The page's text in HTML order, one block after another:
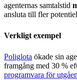
agenternas samtalstid
ansluta till fler
Verkligt exempel
Poliglota ökade sin
framgång med 30 %
programvara för